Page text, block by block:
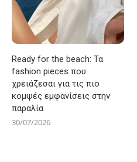
Ready for the beach: Τα
fashion pieces που
χρειάζεσαι για τις πιο
κομψές εμφανίσεις στην
παραλία
30/07/2026